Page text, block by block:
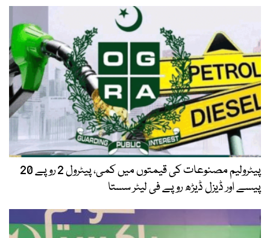
پیٹرولیم مصنوعات کی قیمتوں میں کمی، پیٹرول 2 روپے 20
پیسے اور ڈیزل ڈیڑھ روپے فی لیٹر سستا